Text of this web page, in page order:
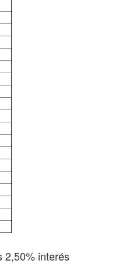
2,50% interés